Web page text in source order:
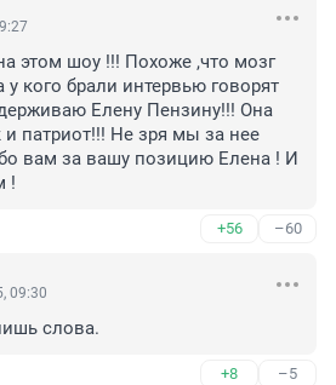
этом шоу !!! Похоже ,что мозг
у кого брали интервью говорят
Елену Пензину!!! Она
патриот!!! Не зря мы за нее
вам за вашу позицию Елена ! И
!
+56 –60
09:30
слова.
+8 –5